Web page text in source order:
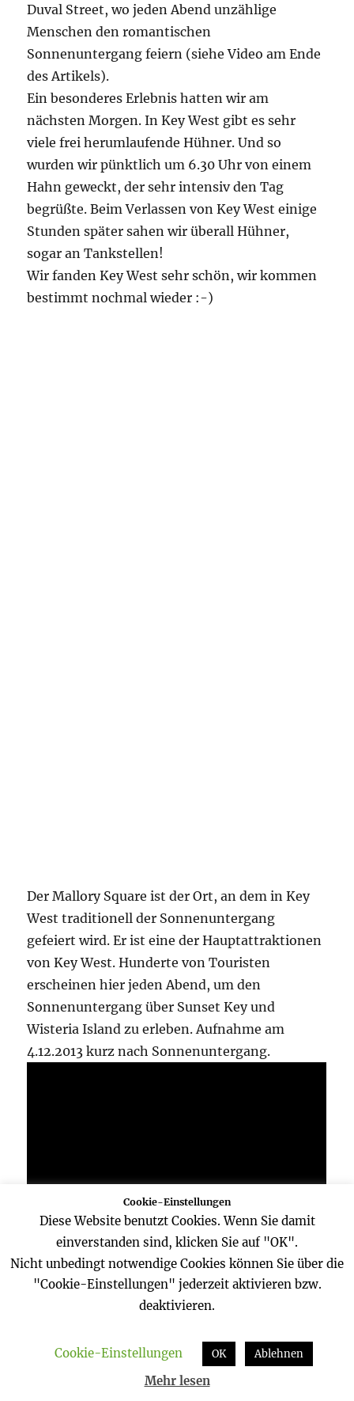
Duval Street, wo jeden Abend unzählige
Menschen den romantischen
Sonnenuntergang feiern (siehe Video am Ende
des Artikels).
Ein besonderes Erlebnis hatten wir am
nächsten Morgen. In Key West gibt es sehr
viele frei herumlaufende Hühner. Und so
wurden wir pünktlich um 6.30 Uhr von einem
Hahn geweckt, der sehr intensiv den Tag
begrüßte. Beim Verlassen von Key West einige
Stunden später sahen wir überall Hühner,
sogar an Tankstellen!
Wir fanden Key West sehr schön, wir kommen
bestimmt nochmal wieder :-)
Der Mallory Square ist der Ort, an dem in Key
West traditionell der Sonnenuntergang
gefeiert wird. Er ist eine der Hauptattraktionen
von Key West. Hunderte von Touristen
erscheinen hier jeden Abend, um den
Sonnenuntergang über Sunset Key und
Wisteria Island zu erleben. Aufnahme am
4.12.2013 kurz nach Sonnenuntergang.
Cookie-Einstellungen
Diese Website benutzt Cookies. Wenn Sie damit
einverstanden sind, klicken Sie auf "OK".
Nicht unbedingt notwendige Cookies können Sie über die
"Cookie-Einstellungen" jederzeit aktivieren bzw.
deaktivieren.
Cookie-Einstellungen OK Ablehnen
Mehr lesen